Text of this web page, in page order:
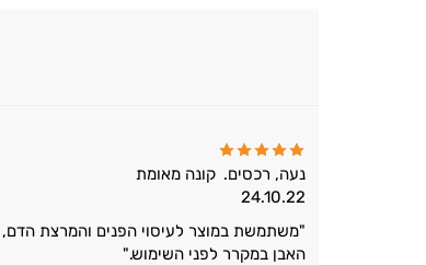
נעה, רכסים. קונה מאומת
24.10.22
"משתמשת במוצר לעיסוי הפנים והמרצת הדם,
האבן במקרר לפני השימוש."